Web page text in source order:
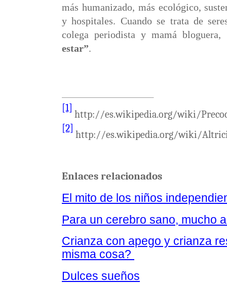
más humanizado, más ecológico,
y hospitales. Cuando se trata de
colega periodista y mamá bloguera,
estar”.
[1]
http://es.wikipedia.org/wiki/
[2]
http://es.wikipedia.org/wiki/
Enlaces relacionados
El mito de los niños
Para un cerebro sano, mucho
Crianza con apego y crianza
misma cosa?
Dulces sueños